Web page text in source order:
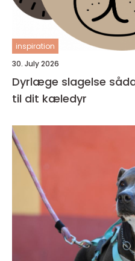
inspiration
30. July 2026
Dyrlæge slagelse sådan vælger du den rette
til dit kæledyr